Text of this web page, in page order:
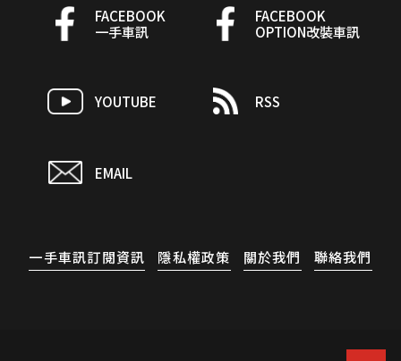
FACEBOOK
一手車訊
FACEBOOK
OPTION改裝車訊
YOUTUBE RSS
EMAIL
一手車訊訂閱資訊 隱私權政策 關於我們 聯絡我們